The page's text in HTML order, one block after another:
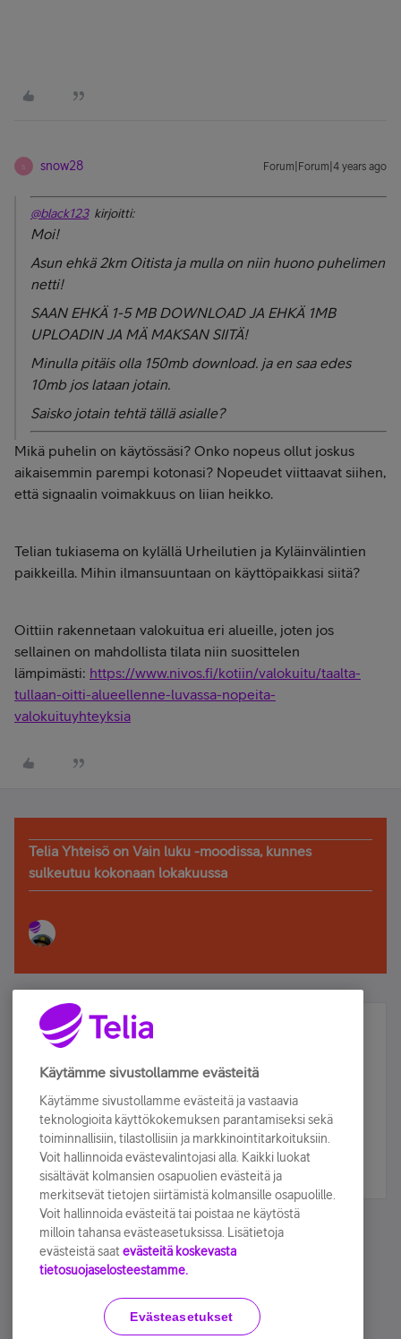
S snow28 Forum|Forum|4 years ago
@black123kirjoitti:
Moi!
Asun ehkä 2km Oitista ja mulla on niin huono puhelimen
netti!
SAAN EHKÄ 1-5 MB DOWNLOAD JA EHKÄ 1MB
UPLOADIN JA MÄ MAKSAN SIITÄ!
Minulla pitäis olla 150mb download. ja en saa edes
10mb jos lataan jotain.
Saisko jotain tehtä tällä asialle?
Mikä puhelin on käytössäsi? Onko nopeus ollut joskus
aikaisemmin parempi kotonasi? Nopeudet viittaavat siihen,
että signaalin voimakkuus on liian heikko.
Telian tukiasema on kylällä Urheilutien ja Kyläinvälintien
paikkeilla. Mihin ilmansuuntaan on käyttöpaikkasi siitä?
Oittiin rakennetaan valokuitua eri alueille, joten jos
sellainen on mahdollista tilata niin suosittelen
lämpimästi: https://www.nivos.fi/kotiin/valokuitu/taalta-
tullaan-oitti-alueellenne-luvassa-nopeita-
valokuituyhteyksia
Telia Yhteisö on Vain luku -moodissa, kunnes
sulkeutuu kokonaan lokakuussa
Älä jää paitsi – osallistu ja voita!
Tilaa Telian uutiskirje ja olet mukana arvonnassa.
sähköpostiisi.
Tilaa nyt
Käyttöehdot Accessibility statement
Käytämme sivustollamme evästeitä
Käytämme sivustollamme evästeitä ja vastaavia
teknologioita käyttökokemuksen parantamiseksi sekä
toiminnallisiin, tilastollisiin ja markkinointitarkoituksiin.
Voit hallinnoida evästevalintojasi alla. Kaikki luokat
sisältävät kolmansien osapuolien evästeitä ja
merkitsevät tietojen siirtämistä kolmansille osapuolille.
Voit hallinnoida evästeitä tai poistaa ne käytöstä
milloin tahansa evästeasetuksissa. Lisätietoja
evästeistä saat evästeitä koskevasta
tietosuojaselosteestamme.
Evästeasetukset